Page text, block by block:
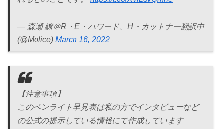
— 森瀬 繚＠R・E・ハワード、H・カットナー翻訳中
(@Molice) March 16, 2022
【注意事項】
このペンライト早見表は私の方でインタビューなど
の公式の提示している情報にて作成しています